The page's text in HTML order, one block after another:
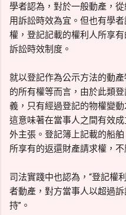
學者認為，對於一般動產，
用訴訟時效為宜。但也有學
權，登記記載的權利人所享
訴訟時效制度。
就以登記作為公示方法的動
的所有權等而言，由於此類
義，只有經過登記的物權變
這意味著在當事人之間有效
外主張。登記簿上記載的船
所享有的返還財產請求權，
司法實踐中也認為，“登記權
者動產，對方當事人以超過
持”。